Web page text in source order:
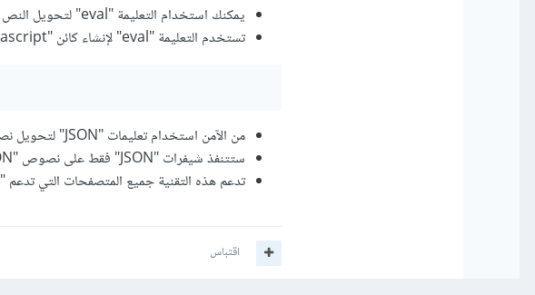
يمكنك استخدام التعليمة "eval" لتحويل النص "JSON" إلى كائن "Javascript".
تستخدم التعليمة "eval" لإنشاء كائن "Javascript" عن طريق السطر البرمجي التالي:
من الآمن استخدام تعليمات "JSON" لتحويل نصوص "JSON" إلى "كائن" جافاسكربت "JavaScript".
ستتنفذ شيفرات "JSON" فقط على نصوص "JSON" و لن تنفّذ على باقي شيفرات الموقع.
تدعم هذه التقنية جميع المتصفحات التي تدعم "JavaScript" الرسميّة "ECMAScript".
اقتباس